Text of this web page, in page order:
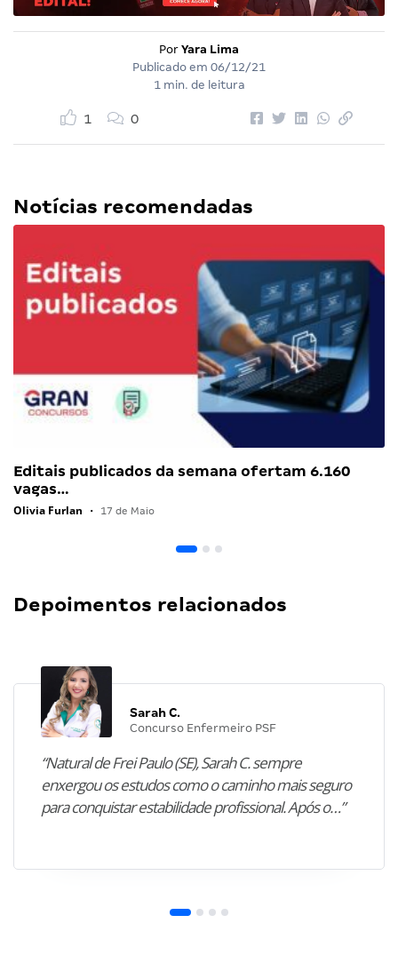
Por Yara Lima
Publicado em 06/12/21
1 min. de leitura
1 0
Notícias recomendadas
Editais publicados da semana ofertam 6.160
vagas…
Olivia Furlan • 17 de Maio
Depoimentos relacionados
Sarah C.
Concurso Enfermeiro PSF
“Natural de Frei Paulo (SE), Sarah C. sempre
enxergou os estudos como o caminho mais seguro
para conquistar estabilidade profissional. Após o…”